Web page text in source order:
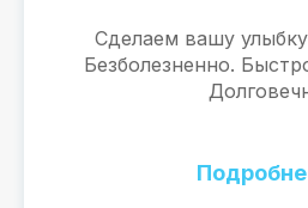
Сделаем вашу
Безболезненно.